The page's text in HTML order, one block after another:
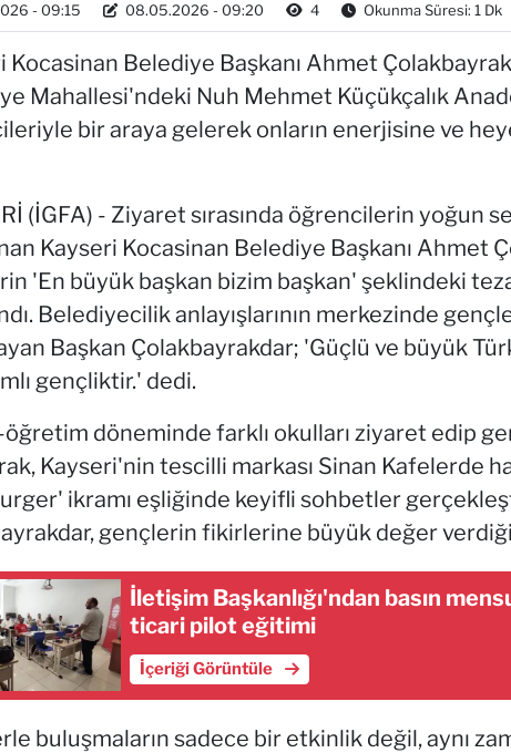
- 09:15 08.05.2026 - 09:20 4 Okunma Süresi: 1 Dk
Kocasinan Belediye Başkanı Ahmet
Mahallesi'ndeki Nuh Mehmet Küçükçalık
bir araya gelerek onların enerjisine ve
(İGFA) - Ziyaret sırasında öğrencilerin yoğun
Kayseri Kocasinan Belediye Başkanı Ahmet
'En büyük başkan bizim başkan' şeklindeki
Belediyecilik anlayışlarının merkezinde
Başkan Çolakbayrakdar; 'Güçlü ve büyük
gençliktir.' dedi.
döneminde farklı okulları ziyaret edip
Kayseri'nin tescilli markası Sinan Kafelerde
ikramı eşliğinde keyifli sohbetler
gençlerin fikirlerine büyük değer
İletişim Başkanlığı'ndan basın
ticari pilot eğitimi
İçeriği Görüntüle
buluşmaların sadece bir etkinlik değil, aynı